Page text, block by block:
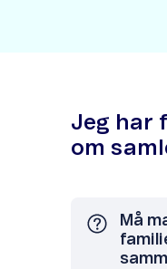
Jeg har
om
Må